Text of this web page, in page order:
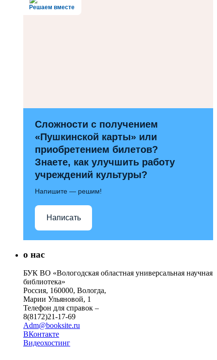
Решаем вместе
Сложности с получением
«Пушкинской карты» или
приобретением билетов?
Знаете, как улучшить работу
учреждений культуры?
Напишите — решим!
Написать
о нас
БУК ВО «Вологодская областная универсальная научная
библиотека»
Россия, 160000, Вологда,
Марии Ульяновой, 1
Телефон для справок –
8(8172)21-17-69
Adm@booksite.ru
ВКонтакте
Видеохостинг